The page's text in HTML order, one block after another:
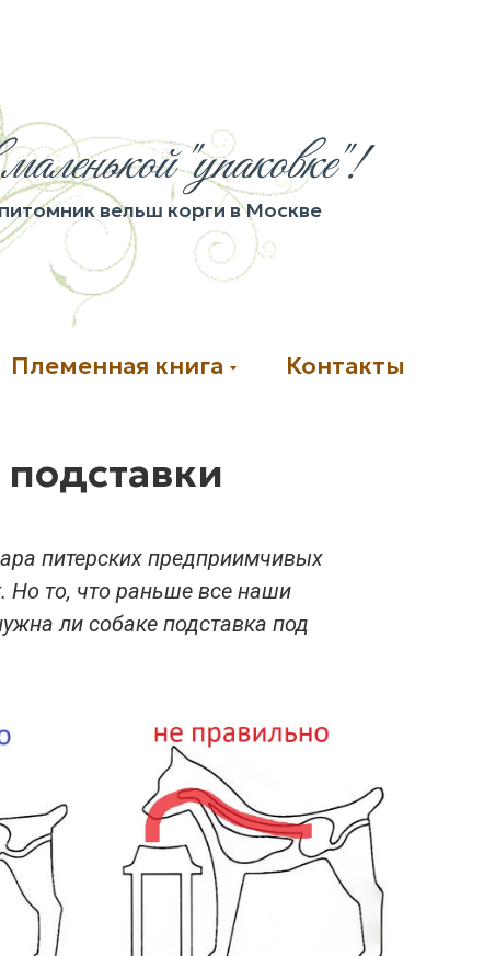
"упаковке"!
вельш корги в Москве
Племенная книга Контакты
питерских предприимчивых
Но то, что раньше все наши
ли собаке подставка под